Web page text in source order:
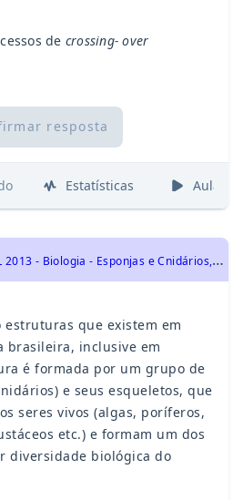
de crossing- over
resposta
Estatísticas Aulas
U
NCISAL 2013 - Biologia - Esponjas e Cnidários, Identidade dos seres vivos
estruturas que existem em
brasileira, inclusive em
é formada por um grupo de
e seus esqueletos, que
seres vivos (algas, poríferos,
etc.) e formam um dos
diversidade biológica do